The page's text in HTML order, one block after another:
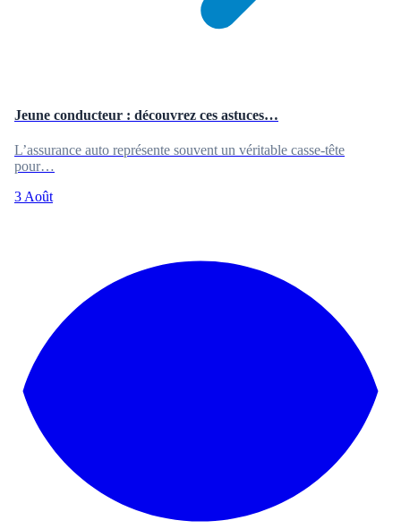
Jeune conducteur : découvrez ces astuces…
L’assurance auto représente souvent un véritable casse-tête
pour…
3 Août